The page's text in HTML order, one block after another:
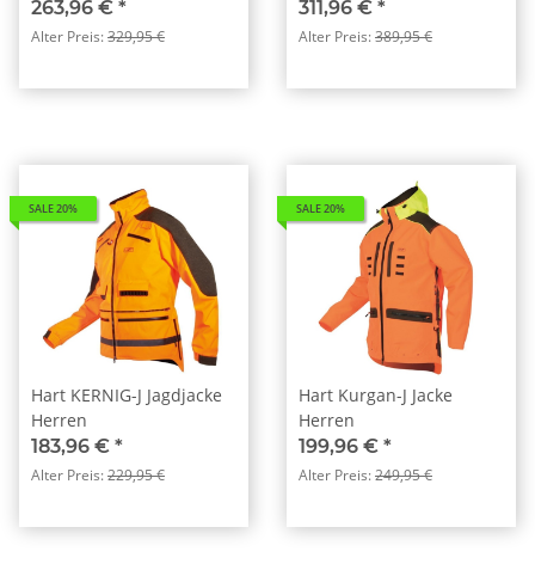
263,96 € *
Alter Preis:329,95 €
311,96 € *
Alter Preis:389,95 €
SALE 20%
Hart KERNIG-J Jagdjacke
Herren
183,96 € *
Alter Preis:229,95 €
SALE 20%
Hart Kurgan-J Jacke
Herren
199,96 € *
Alter Preis:249,95 €